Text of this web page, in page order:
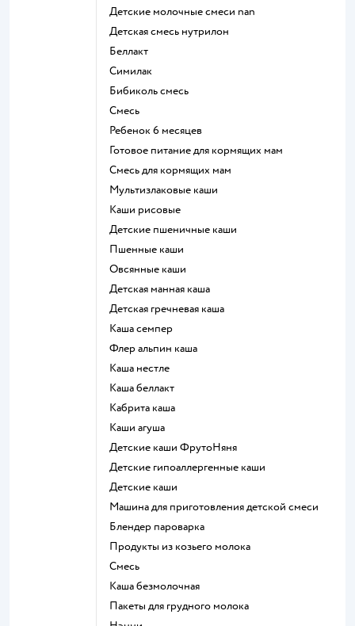
Детские молочные смеси nan
детская смесь нутрилон
беллакт
симилак
бибиколь смесь
смесь
ребенок 6 месяцев
готовое питание для кормящих мам
смесь для кормящих мам
Мультизлаковые каши
Каши рисовые
Детские пшеничные каши
Пшенные каши
овсянные каши
детская манная каша
детская гречневая каша
каша семпер
флер альпин каша
каша нестле
каша беллакт
кабрита каша
каши агуша
Детские каши ФрутоНяня
Детские гипоаллергенные каши
детские каши
машина для приготовления детской смеси
блендер пароварка
продукты из козьего молока
смесь
каша безмолочная
пакеты для грудного молока